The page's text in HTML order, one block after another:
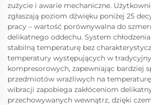
zużycie i awarie mechaniczne.
zgłaszają poziom dźwięku poniżej 25
pracy – wartość porównywalna do
delikatnego oddechu. System
stabilną temperaturę bez
temperatury występujących w
kompresorowych, zapewniając bardziej
przedmiotów wrażliwych na
wibracji zapobiega zakłóceniom
przechowywanych wewnątrz, dzięki